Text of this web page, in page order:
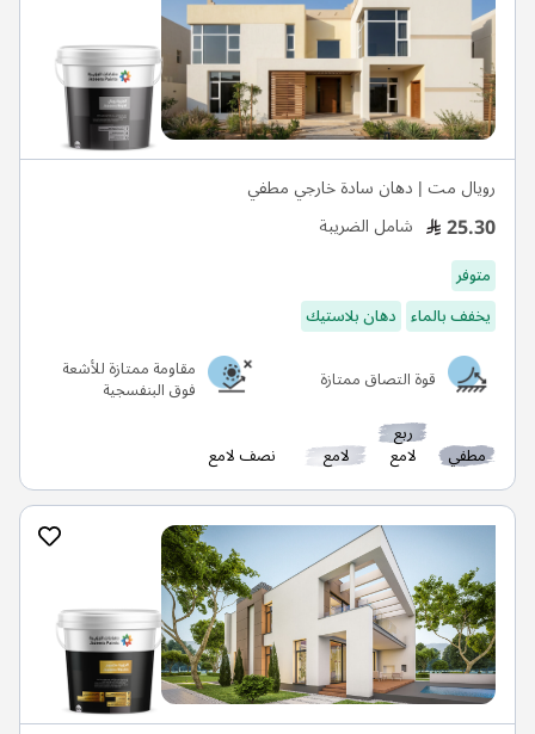
رويال مت | دهان سادة خارجي مطفي
25.30 شامل الضريبة
متوفر
يخفف بالماء دهان بلاستيك
قوة التصاق ممتازة
مقاومة ممتازة للأشعة
فوق البنفسجية
مطفي
ربع
لامع لامع نصف لامع